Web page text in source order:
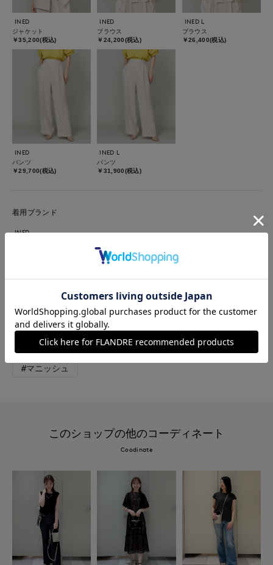
INED
ジャケット
￥35,200(税込)
INED
ブラウス
￥24,200(税込)
INED L
ブラウス
￥26,400(税込)
INED
パンツ
￥29,700(税込)
INED L
パンツ
￥31,900(税込)
着用ブランド
INED
#ジャケット
#パンツ #通勤・仕事
#ウォッシャブル #イージーケア #大きいサイズ
#マニッシュ
このショップの他のコーディネート
Coodinate